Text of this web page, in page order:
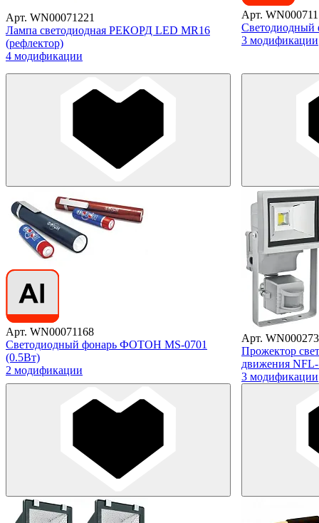
Арт. WN00071221
Лампа светодиодная РЕКОРД LED MR16
(рефлектор)
4 модификации
Арт.
3 модификации
Арт. WN00071168
Светодиодный фонарь ФОТОН MS-0701
(0.5Вт)
2 модификации
Арт.
Прожектор
движения
3 модификации